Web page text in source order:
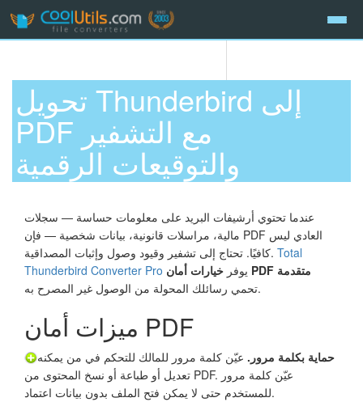
تحويل Thunderbird إلى
PDF مع التشفير
والتوقيعات الرقمية
عندما تحتوي أرشيفات البريد على معلومات حساسة — سجلات
مالية، مراسلات قانونية، بيانات شخصية — فإن PDF العادي ليس
كافيًا. تحتاج إلى تشفير وقيود وصول وإثبات المصداقية. Total
Thunderbird Converter Pro
يوفر
خيارات أمان PDF متقدمة
تحمي رسائلك المحولة من الوصول غير المصرح به.
ميزات أمان PDF
حماية بكلمة مرور. عيّن كلمة مرور للمالك للتحكم في من يمكنه
تعديل أو طباعة أو نسخ المحتوى من PDF. عيّن كلمة مرور
للمستخدم حتى لا يمكن فتح الملف بدون بيانات اعتماد.